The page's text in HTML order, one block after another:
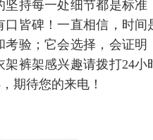
坚持每一处细节都是标准
口皆碑！一直相信，时间
考验；它会选择，会证明
架裤架感兴趣请拨打24小
期待您的来电！